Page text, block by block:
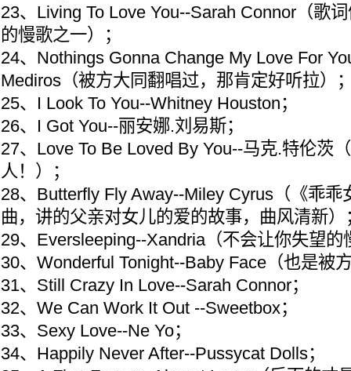
23、Living To Love You--Sarah Connor（歌
的慢歌之一）；
24、Nothings Gonna Change My Love For
Mediros（被方大同翻唱过，那肯定好听拉）
25、I Look To You--Whitney Houston；
26、I Got You--丽安娜.刘易斯；
27、Love To Be Loved By You--马克.特伦茨
人！）；
28、Butterfly Fly Away--Miley Cyrus（《乖乖
曲，讲的父亲对女儿的爱的故事，曲风清新）
29、Eversleeping--Xandria（不会让你失望的
30、Wonderful Tonight--Baby Face（也是被
31、Still Crazy In Love--Sarah Connor；
32、We Can Work It Out --Sweetbox；
33、Sexy Love--Ne Yo；
34、Happily Never After--Pussycat Dolls；